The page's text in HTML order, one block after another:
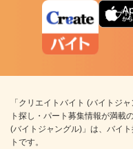
アプ
「クリエイトバイト (バイトジ
ト探し・パート募集情報が満載
(バイトジャングル)」は、バイ
トです。